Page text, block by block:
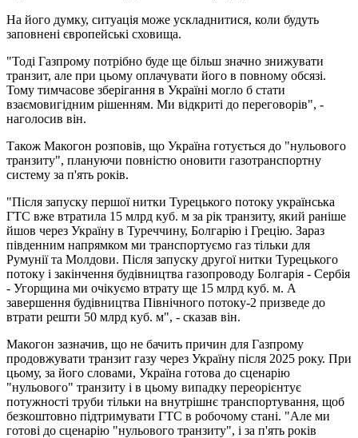
На його думку, ситуація може ускладнитися, коли будуть
заповнені європейські сховища.
"Тоді Газпрому потрібно буде ще більш значно знижувати
транзит, але при цьому оплачувати його в повному обсязі.
Тому тимчасове зберігання в Україні могло б стати
взаємовигідним рішенням. Ми відкриті до переговорів", -
наголосив він.
Також Макогон розповів, що Україна готується до "нульового
транзиту", плануючи повністю оновити газотранспортну
систему за п'ять років.
"Після запуску першої нитки Турецького потоку українська
ГТС вже втратила 15 млрд куб. м за рік транзиту, який раніше
йшов через Україну в Туреччину, Болгарію і Грецію. Зараз
південним напрямком ми транспортуємо газ тільки для
Румунії та Молдови. Після запуску другої нитки Турецького
потоку і закінчення будівництва газопроводу Болгарія - Сербія
- Угорщина ми очікуємо втрату ще 15 млрд куб. м. А
завершення будівництва Північного потоку-2 призведе до
втрати решти 50 млрд куб. м", - сказав він.
Макогон зазначив, що не бачить причин для Газпрому
продовжувати транзит газу через Україну після 2025 року. При
цьому, за його словами, Україна готова до сценарію
"нульового" транзиту і в цьому випадку переорієнтує
потужності труби тільки на внутрішнє транспортування, щоб
безкоштовно підтримувати ГТС в робочому стані. "Але ми
готові до сценарію "нульового транзиту", і за п'ять років